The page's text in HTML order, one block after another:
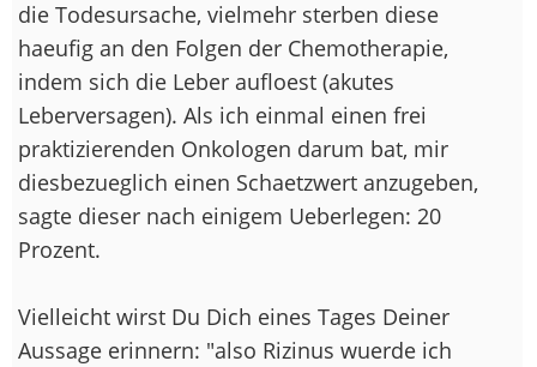
die Todesursache, vielmehr sterben diese
haeufig an den Folgen der Chemotherapie,
indem sich die Leber aufloest (akutes
Leberversagen). Als ich einmal einen frei
praktizierenden Onkologen darum bat, mir
diesbezueglich einen Schaetzwert anzugeben,
sagte dieser nach einigem Ueberlegen: 20
Prozent.
Vielleicht wirst Du Dich eines Tages Deiner
Aussage erinnern: "also Rizinus wuerde ich